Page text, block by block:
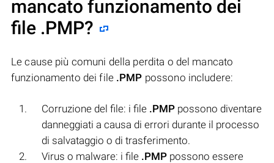
mancato funzionamento dei
file .PMP?
Le cause più comuni della perdita o del mancato
funzionamento dei file .PMP possono includere:
Corruzione del file: i file .PMP possono diventare
danneggiati a causa di errori durante il processo
di salvataggio o di trasferimento.
Virus o malware: i file .PMP possono essere